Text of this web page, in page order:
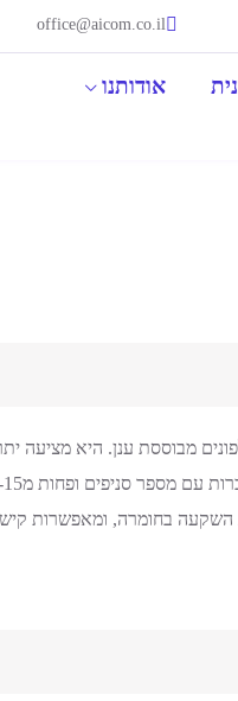
office@aicom.co.il
אודותנו
מבוססת ענן. היא מציעה
מספר סניפים ופחות מ15- שלוחות
השקעה בחומרה, ומאפשרות